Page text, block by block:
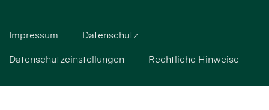
Impressum Datenschutz
Datenschutzeinstellungen Rechtliche Hinweise